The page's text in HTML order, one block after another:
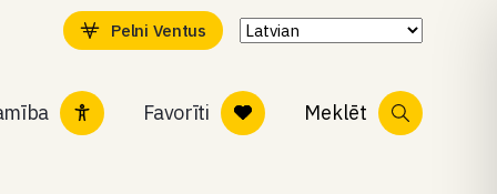
Pelni Ventus
Favorīti Meklēt